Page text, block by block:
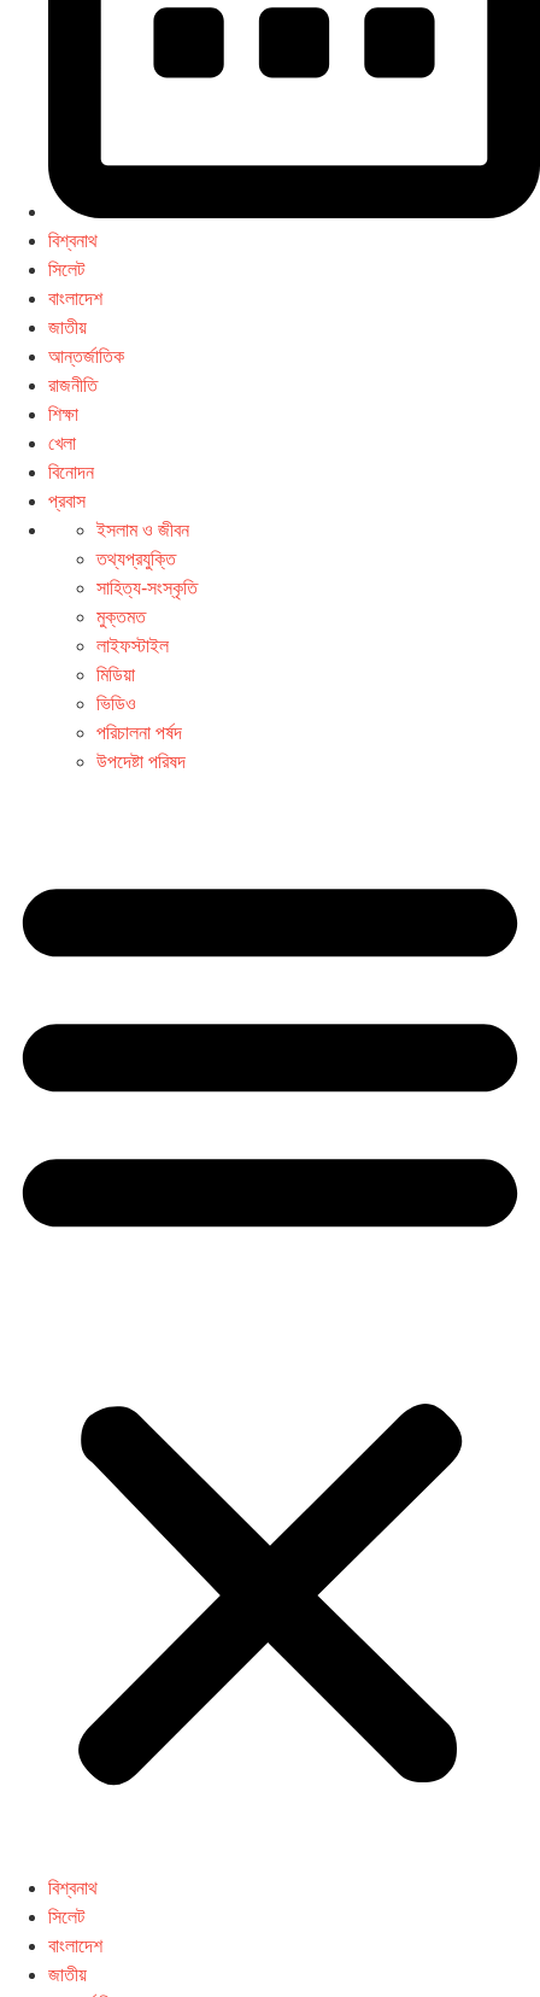
বিশ্বনাথ
সিলেট
বাংলাদেশ
জাতীয়
আন্তর্জাতিক
রাজনীতি
শিক্ষা
খেলা
বিনোদন
প্রবাস
ইসলাম ও জীবন
তথ্যপ্রযুক্তি
সাহিত্য-সংস্কৃতি
মুক্তমত
লাইফস্টাইল
মিডিয়া
ভিডিও
পরিচালনা পর্ষদ
উপদেষ্টা পরিষদ
বিশ্বনাথ
সিলেট
বাংলাদেশ
জাতীয়